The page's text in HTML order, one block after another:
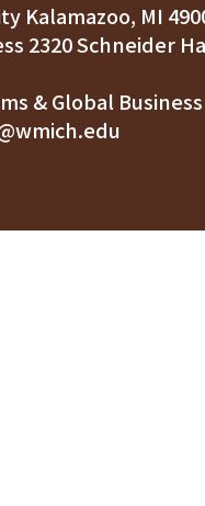
Kalamazoo, MI
& Global